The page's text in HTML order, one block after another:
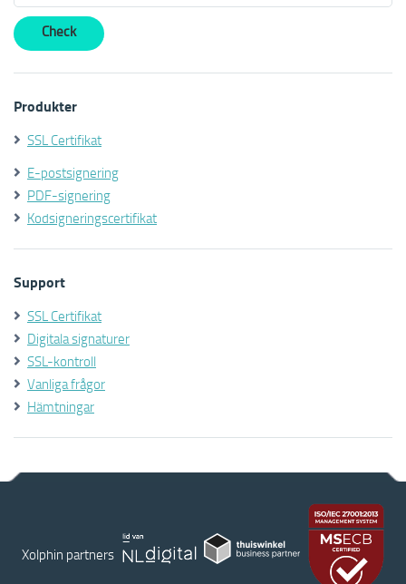
Produkter
SSL Certifikat
E-postsignering
PDF-signering
Kodsigneringscertifikat
Support
SSL Certifikat
Digitala signaturer
SSL-kontroll
Vanliga frågor
Hämtningar
Xolphin partners